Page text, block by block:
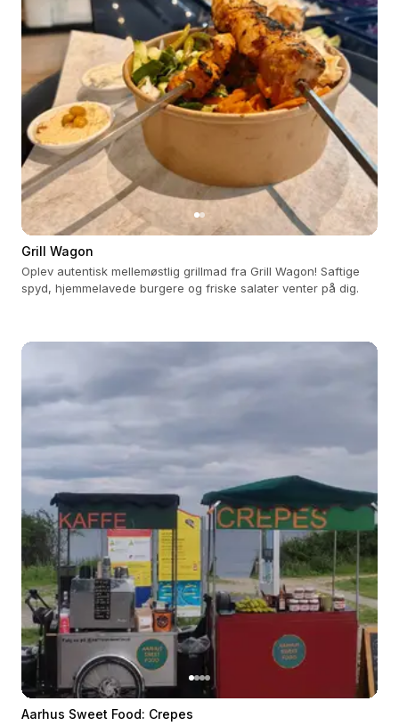
Grill Wagon
Oplev autentisk mellemøstlig grillmad fra Grill Wagon! Saftige
spyd, hjemmelavede burgere og friske salater venter på dig.
Aarhus Sweet Food: Crepes